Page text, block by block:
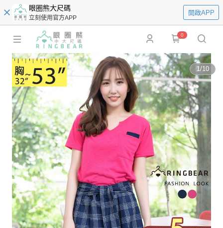
眼圈熊大尺碼
立刻使用官方APP
開啟APP
0
1/10